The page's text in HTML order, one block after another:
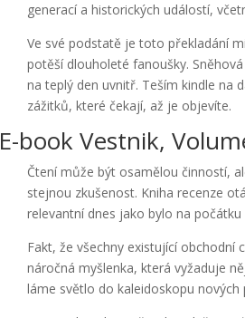
generací a historických událostí,
Ve své podstatě je toto překladání
potěší dlouholeté fanoušky.
na teplý den uvnitř. Teším kindle na
zážitků, které čekají, až je objevíte.
E-book Vestnik,
Čtení může být osamělou činností,
stejnou zkušenost. Kniha recenze
relevantní dnes jako bylo na počátku
Fakt, že všechny existující obchodní
náročná myšlenka, která vyžaduje
láme světlo do kaleidoskopu nových